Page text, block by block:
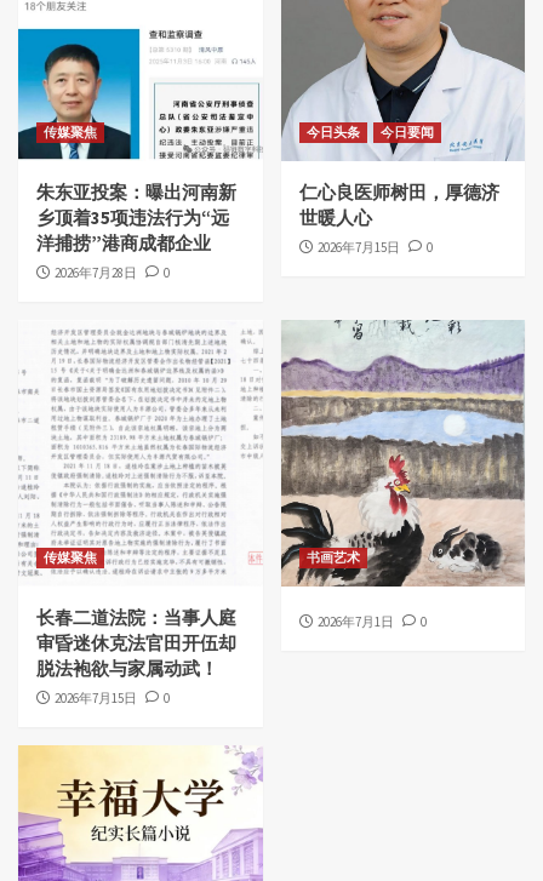
传媒聚焦
朱东亚投案：曝出河南新
乡顶着35项违法行为“远
洋捕捞”港商成都企业
2026年7月28日 0
今日头条 今日要闻
仁心良医师树田，厚德济
世暖人心
2026年7月15日 0
传媒聚焦
长春二道法院：当事人庭
审昏迷休克法官田开伍却
脱法袍欲与家属动武！
2026年7月15日 0
书画艺术
2026年7月1日 0